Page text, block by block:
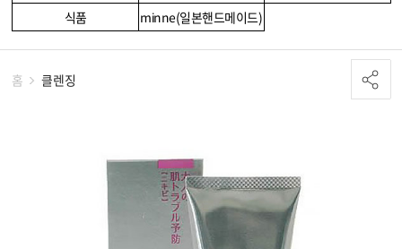
식품
minne(일본핸드메이드)
홈 클렌징